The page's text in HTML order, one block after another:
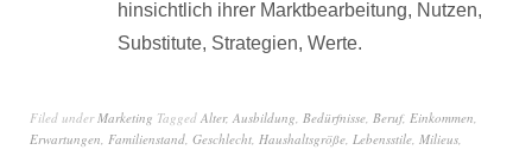
hinsichtlich ihrer Marktbearbeitung, Nutzen,
Substitute, Strategien, Werte.
Filed underMarketing Tagged Alter, Ausbildung, Bedürfnisse, Beruf, Einkommen,
Erwartungen, Familienstand, Geschlecht, Haushaltsgröße, Lebensstile, Milieus,